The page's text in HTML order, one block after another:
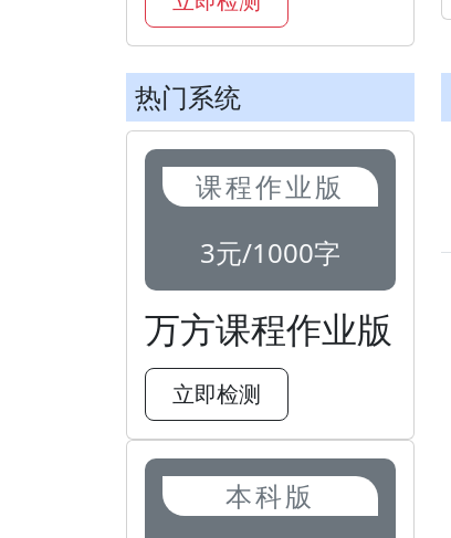
热门系统
课程作业版
3元/1000字
万方课程作业版
立即检测
本科版